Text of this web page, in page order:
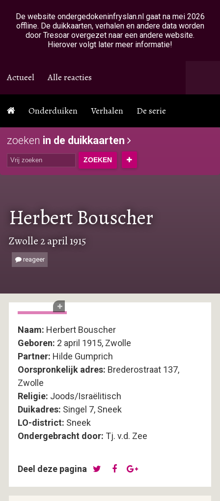
De website ondergedokeninfryslan.nl gaat na mei 2026
offline. De duikkaarten, verhalen en andere data worden
door Tresoar overgezet naar een andere website.
Hierover volgt later meer informatie!
Actueel Alle reacties
Onderduiken Verhalen De serie
zoeken in de duikkaarten
Herbert Bouscher
Zwolle 2 april 1915
reageer
Naam: Herbert Bouscher
Geboren: 2 april 1915, Zwolle
Partner: Hilde Gumprich
Oorspronkelijk adres: Brederostraat 137,
Zwolle
Religie: Joods/Israëlitisch
Duikadres: Singel 7, Sneek
LO-district: Sneek
Ondergebracht door: Tj. v.d. Zee
Deel deze pagina